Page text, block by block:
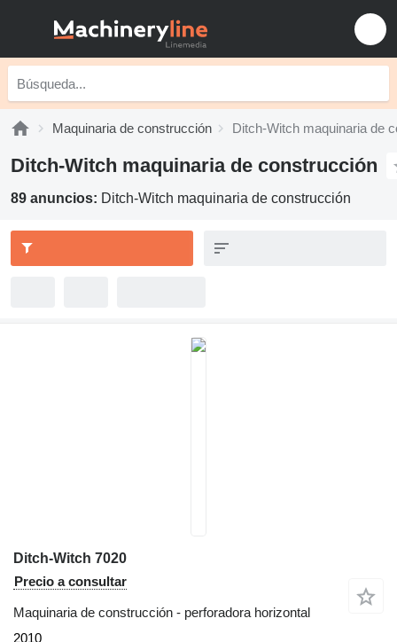
Maquinaria de construcción Ditch-Witch maquinaria de
Ditch-Witch maquinaria de construcción
89 anuncios: Ditch-Witch maquinaria de construcción
Ditch-Witch 7020
Precio a consultar
Maquinaria de construcción - perforadora horizontal
2010